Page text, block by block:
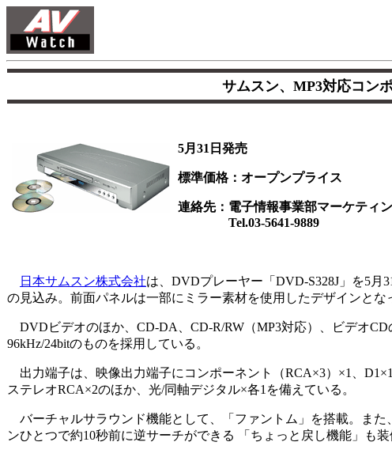
サムスン、MP3対応コン
5月31日発売
標準価格：オープンプライス
連絡先：電子情報事業部マーケティ
Tel.03-5641-9889
日本サムスン株式会社は、DVDプレーヤー「DVD-S328J」を5
の見込み。前面パネルは一部にミラー素材を使用したデザインとな
DVDビデオのほか、CD-DA、CD-R/RW（MP3対応）、ビデオ
96kHz/24bitのものを採用している。
出力端子は、映像出力端子にコンポーネント（RCA×3）×1、
ステレオRCA×2のほか、光/同軸デジタル×各1を備えている。
バーチャルサラウンド機能として、「ファントム」を搭載。ま
ンひとつで約10秒前に逆サーチができる 「ちょっと戻し機能」も